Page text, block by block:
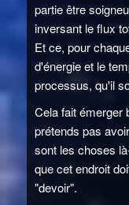
partie être
inversant le flux
Et ce, pour
d'énergie et le
processus, qu'il
Cela fait émerger
prétends pas
sont les choses
que cet endroit
"devoir".